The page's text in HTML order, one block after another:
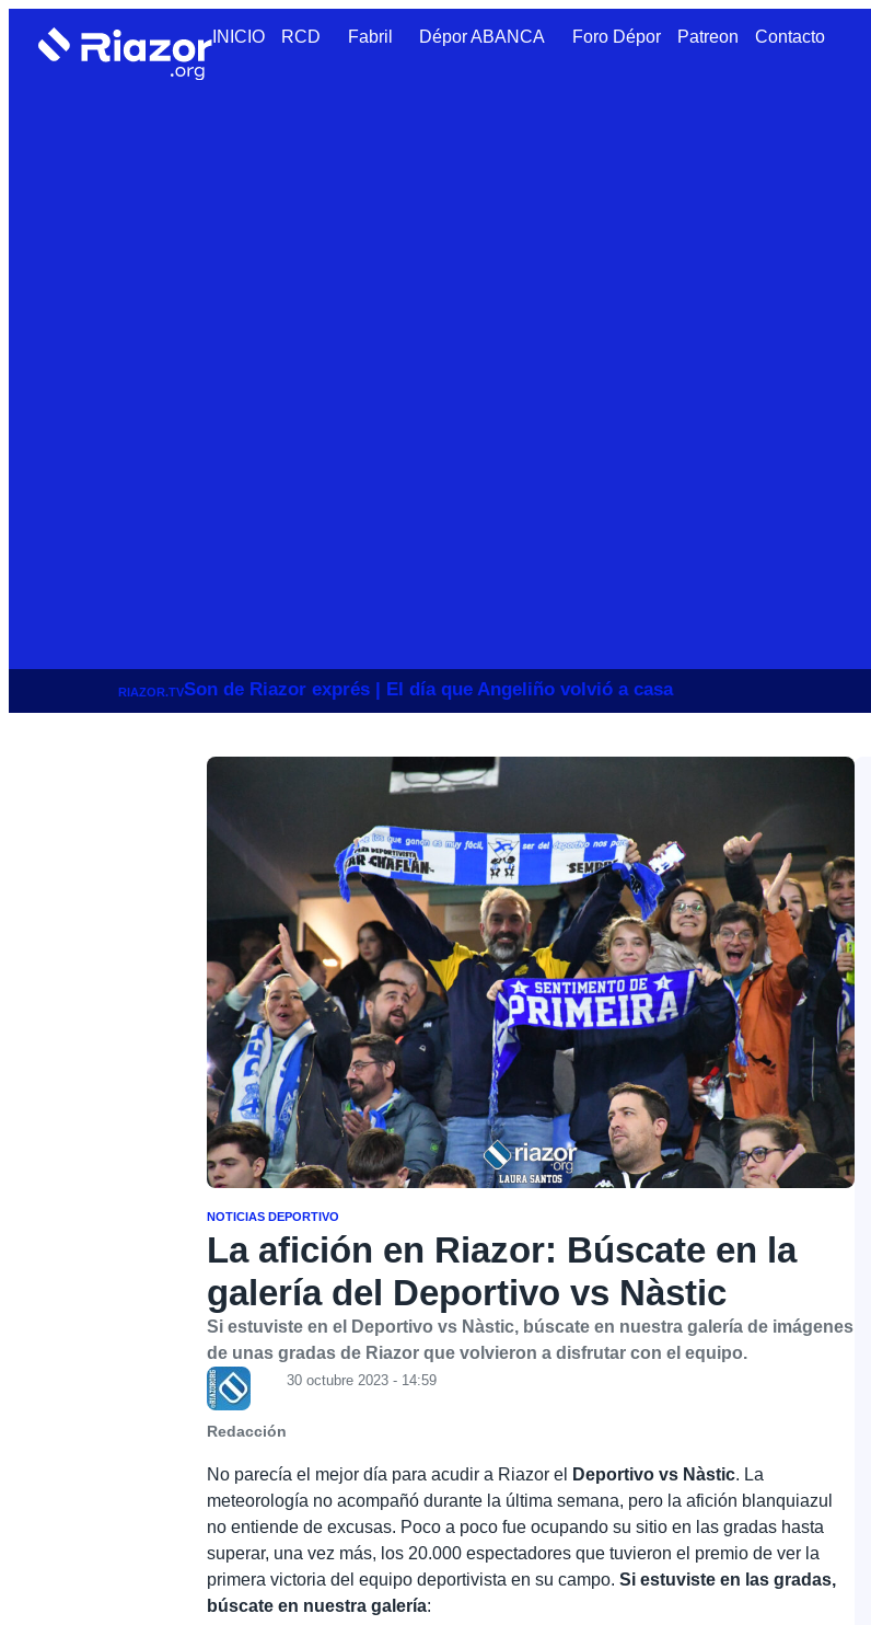
INICIO RCD Fabril Dépor ABANCA Foro Dépor Patreon Contacto
RIAZOR.TVSon de Riazor exprés | El día que Angeliño volvió a casa
NOTICIAS DEPORTIVO
La afición en Riazor: Búscate en la
galería del Deportivo vs Nàstic
Si estuviste en el Deportivo vs Nàstic, búscate en nuestra galería de imágenes
de unas gradas de Riazor que volvieron a disfrutar con el equipo.
Redacción
30 octubre 2023 - 14:59
No parecía el mejor día para acudir a Riazor el Deportivo vs Nàstic. La
meteorología no acompañó durante la última semana, pero la afición blanquiazul
no entiende de excusas. Poco a poco fue ocupando su sitio en las gradas hasta
superar, una vez más, los 20.000 espectadores que tuvieron el premio de ver la
primera victoria del equipo deportivista en su campo.Si estuviste en las gradas,
búscate en nuestra galería: